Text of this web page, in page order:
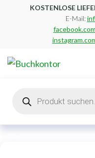
KOSTENLOSE
E-Mail:
search